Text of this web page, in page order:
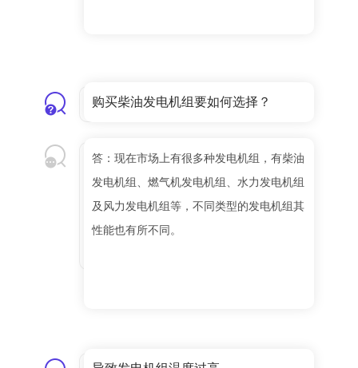
购买柴油发电机组要如何选择？
答：现在市场上有很多种发电机组，有柴油
发电机组、燃气机发电机组、水力发电机组
及风力发电机组等，不同类型的发电机组其
性能也有所不同。